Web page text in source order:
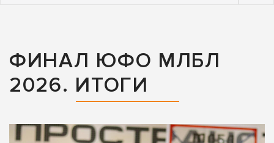
ФИНАЛ ЮФО МЛБЛ
2026. ИТОГИ